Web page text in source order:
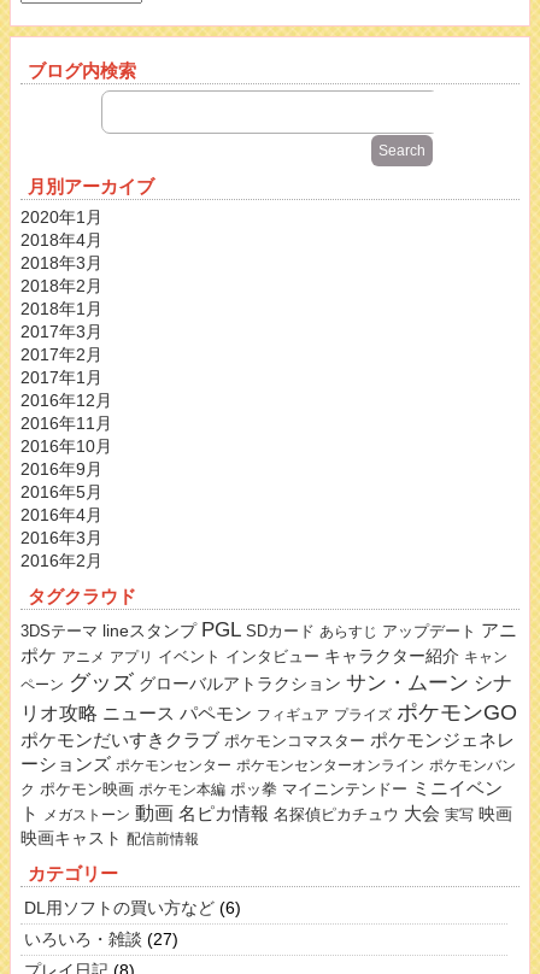
ブログ内検索
月別アーカイブ
2020年1月
2018年4月
2018年3月
2018年2月
2018年1月
2017年3月
2017年2月
2017年1月
2016年12月
2016年11月
2016年10月
2016年9月
2016年5月
2016年4月
2016年3月
2016年2月
タグクラウド
3DSテーマ lineスタンプ PGL SDカード あらすじ アップデート アニ
ポケ アニメ アプリ イベント インタビュー キャラクター紹介 キャン
ペーン グッズ グローバルアトラクション サン・ムーン シナ
リオ攻略 ニュース パペモン フィギュア プライズ ポケモンGO
ポケモンだいすきクラブ ポケモンコマスター ポケモンジェネレ
ーションズ ポケモンセンター ポケモンセンターオンライン ポケモンバン
ク ポケモン映画 ポケモン本編 ポッ拳 マイニンテンドー ミニイベン
ト
メガストーン 動画 名ピカ情報 名探偵ピカチュウ 大会 実写 映画
映画キャスト 配信前情報
カテゴリー
DL用ソフトの買い方など (6)
いろいろ・雑談 (27)
プレイ日記 (8)